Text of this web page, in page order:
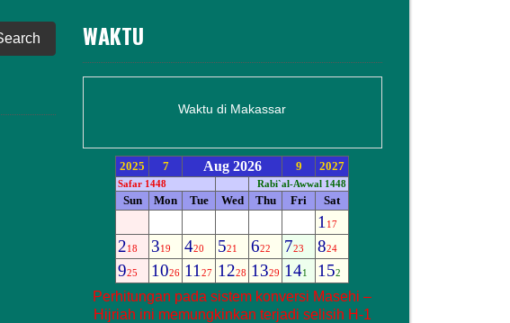
WAKTU
Waktu di Makassar
Perhitungan pada sistem konversi Masehi –
Hijriah ini memungkinkan terjadi selisih H-1